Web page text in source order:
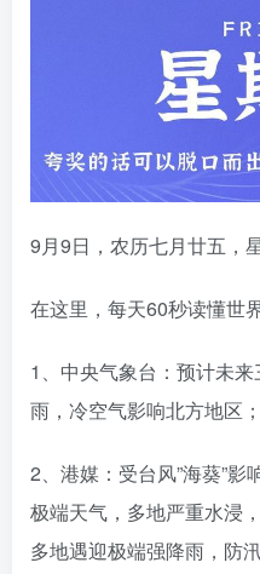
9月9日，农历七月廿五，
在这里，每天60秒读懂世
1、中央气象台：预计未
雨，冷空气影响北方地区；
2、港媒：受台风”海葵”
极端天气，多地严重水浸
多地遇迎极端强降雨，防